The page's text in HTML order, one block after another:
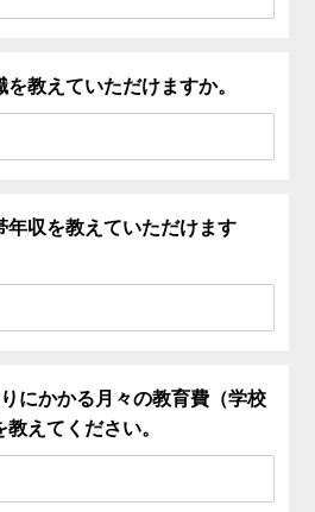
教えていただけますか。
年収を教えていただけます
にかかる月々の教育費（学校
えてください。